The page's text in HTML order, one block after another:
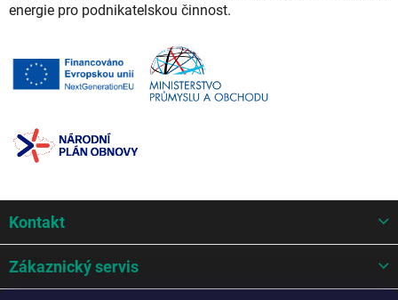
energie pro podnikatelskou činnost.
p
t
Kontakt
Zákaznický servis